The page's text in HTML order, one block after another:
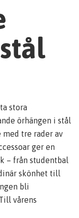
stora
örhängen i stål
med tre rader av
ger en
– från studentbal
skönhet till
bli
vårens